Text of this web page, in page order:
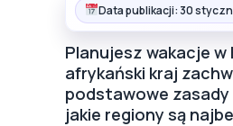
Data publikacji: 30
Planujesz wakacje
afrykański kraj
podstawowe
jakie regiony są